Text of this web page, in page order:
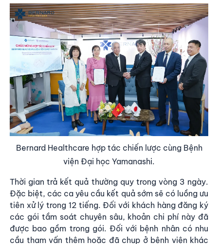
Bernard Healthcare hợp tác chiến lược cùng Bệnh
viện Đại học Yamanashi.
Thời gian trả kết quả thường quy trong vòng 3 ngày.
Đặc biệt, các ca yêu cầu kết quả sớm sẽ có luồng ưu
tiên xử lý trong 12 tiếng. Đối với khách hàng đăng ký
các gói tầm soát chuyên sâu, khoản chi phí này đã
được bao gồm trong gói. Đối với bệnh nhân có nhu
cầu tham vấn thêm hoặc đã chụp ở bệnh viện khác